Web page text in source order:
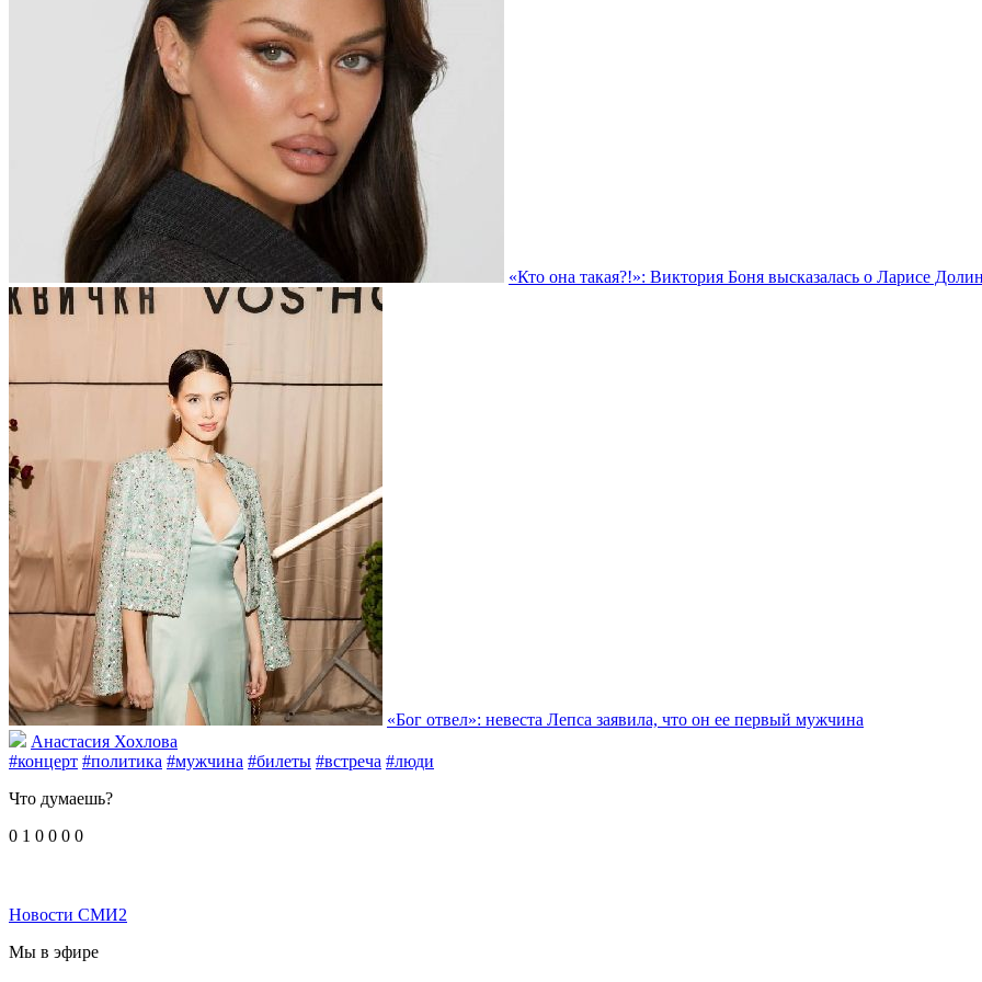
«Кто она такая?!»: Виктория Боня высказалась о Ларисе
«Бог отвел»: невеста Лепса заявила, что он ее первый мужчина
Анастасия Хохлова
#концерт #политика #мужчина #билеты #встреча #люди
Что думаешь?
0 1 0 0 0 0
Новости СМИ2
Мы в эфире